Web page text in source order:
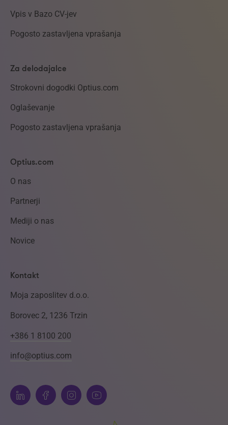
Vpis v Bazo CV-jev
Pogosto zastavljena vprašanja
Za delodajalce
Strokovni dogodki Optius.com
Oglaševanje
Pogosto zastavljena vprašanja
Optius.com
O nas
Partnerji
Mediji o nas
Novice
Kontakt
Moja zaposlitev d.o.o.
Borovec 2, 1236 Trzin
+386 1 8100 200
info@optius.com